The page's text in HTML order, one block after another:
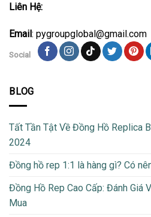
Liên Hệ:
Email : pygroupglobal@gmail.com
Social
BLOG
Tất Tần Tật Về Đồng Hồ Replica
2024
Đồng hồ rep 1:1 là hàng gì? Có
Đồng Hồ Rep Cao Cấp: Đánh Giá
Mua